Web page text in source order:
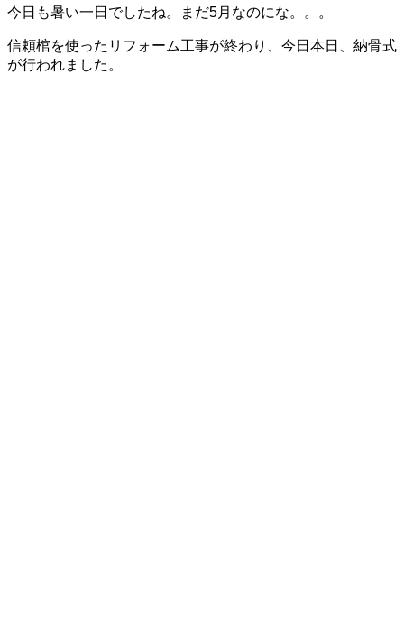
今日も暑い一日でしたね。まだ5月なのにな。。。
信頼棺を使ったリフォーム工事が終わり、今日本日、納骨式
が行われました。